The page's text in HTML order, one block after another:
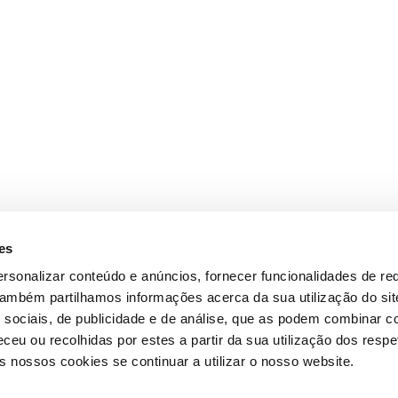
conteúdo e anúncios, fornecer funcionalidades de
partilhamos informações acerca da sua utilização do
de publicidade e de análise, que as podem combinar
ou recolhidas por estes a partir da sua utilização dos
nossos cookies se continuar a utilizar o nosso website.